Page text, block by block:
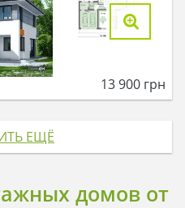
13 900 грн
ЕЩЁ
домов от